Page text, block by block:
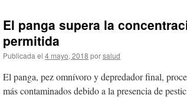
El panga supera la
permitida
Publicada el 4 mayo, 2018 porsalud
El panga, pez omnívoro y depredador final,
más contaminados debido a la presencia de